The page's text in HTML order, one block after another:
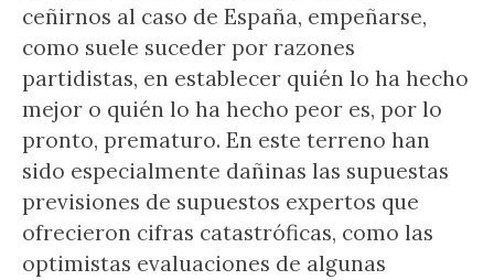
ceñirnos al caso de España, empeñarse,
como suele suceder por razones
partidistas, en establecer quién lo ha hecho
mejor o quién lo ha hecho peor es, por lo
pronto, prematuro. En este terreno han
sido especialmente dañinas las supuestas
previsiones de supuestos expertos que
ofrecieron cifras catastróficas, como las
optimistas evaluaciones de algunas